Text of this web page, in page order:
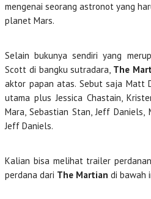
mengenai seorang astronot yang
planet Mars.
Selain bukunya sendiri yang
Scott di bangku sutradara, The
aktor papan atas. Sebut saja Matt
utama plus Jessica Chastain,
Mara, Sebastian Stan, Jeff Daniels,
Jeff Daniels.
Kalian bisa melihat trailer
perdana dari The Martian di bawah